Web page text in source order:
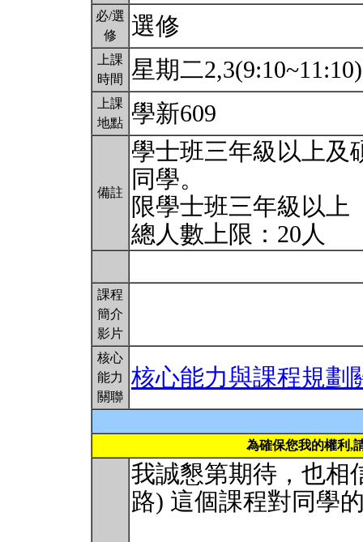
必/選
修
選修
上課
時間
星期二
上課
地點
學新609
備註
學士班三年級以上及
同學。
限學士班三年級以上
總人數上限：20人
課程
簡介
影片
核心
能力
關聯
核心能力與課程規劃
為確保您我的權利,
我誠懇第期待，也相
路) 這個課程對同學